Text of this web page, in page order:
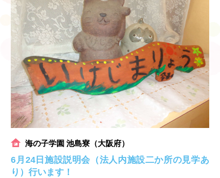
海の子学園 池島寮（大阪府）
6月24日施設説明会（法人内施設二か所の見学あ
り）行います！